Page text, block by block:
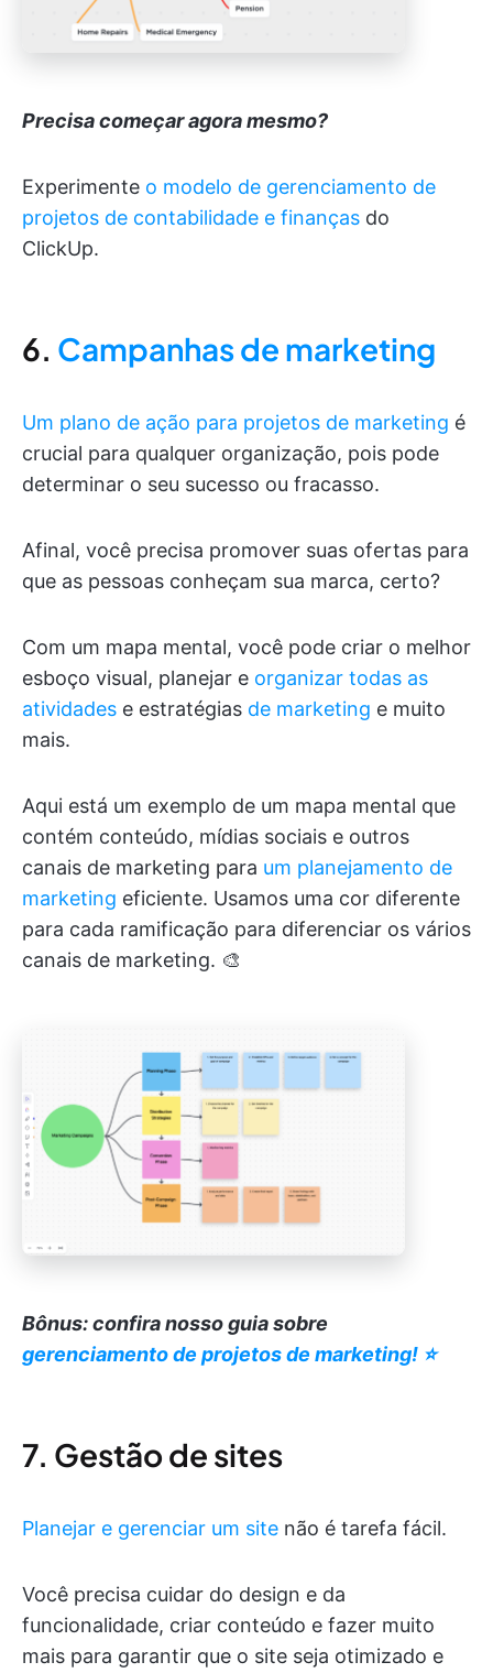
Precisa começar agora mesmo?
Experimente o modelo de gerenciamento de
projetos de contabilidade e finanças do
ClickUp.
6. Campanhas de marketing
Um plano de ação para projetos de marketing é
crucial para qualquer organização, pois pode
determinar o seu sucesso ou fracasso.
Afinal, você precisa promover suas ofertas para
que as pessoas conheçam sua marca, certo?
Com um mapa mental, você pode criar o melhor
esboço visual, planejar e organizar todas as
atividades e estratégias de marketing e muito
mais.
Aqui está um exemplo de um mapa mental que
contém conteúdo, mídias sociais e outros
canais de marketing para um planejamento de
marketing eficiente. Usamos uma cor diferente
para cada ramificação para diferenciar os vários
canais de marketing. 🎨
Bônus: confira nosso guia sobre
gerenciamento de projetos de marketing! ⭐️
7. Gestão de sites
Planejar e gerenciar um site não é tarefa fácil.
Você precisa cuidar do design e da
funcionalidade, criar conteúdo e fazer muito
mais para garantir que o site seja otimizado e